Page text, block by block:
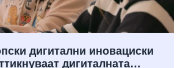
дигитални иновациски
дигиталната…